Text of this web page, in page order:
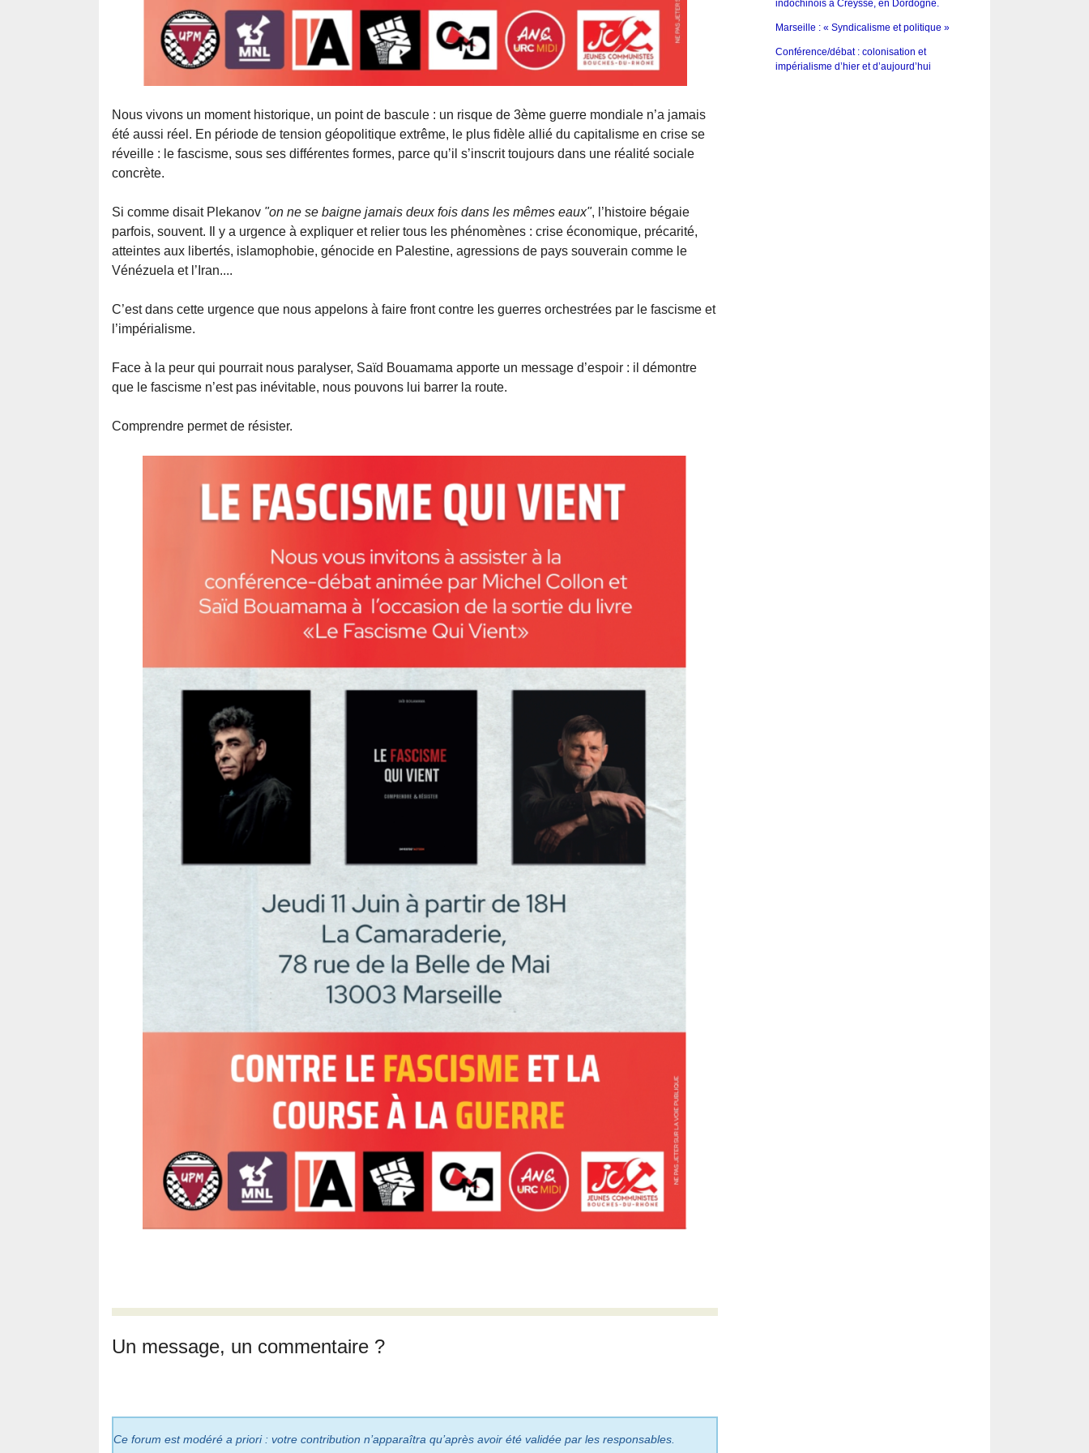
Nous vivons un moment historique, un point de bascule : un risque de 3ème guerre mondiale n’a jamais
été aussi réel. En période de tension géopolitique extrême, le plus fidèle allié du capitalisme en crise se
réveille : le fascisme, sous ses différentes formes, parce qu’il s’inscrit toujours dans une réalité sociale
concrète.
Si comme disait Plekanov "on ne se baigne jamais deux fois dans les mêmes eaux", l’histoire bégaie
parfois, souvent. Il y a urgence à expliquer et relier tous les phénomènes : crise économique, précarité,
atteintes aux libertés, islamophobie, génocide en Palestine, agressions de pays souverain comme le
Vénézuela et l’Iran....
C’est dans cette urgence que nous appelons à faire front contre les guerres orchestrées par le fascisme et
l’impérialisme.
Face à la peur qui pourrait nous paralyser, Saïd Bouamama apporte un message d’espoir : il démontre
que le fascisme n’est pas inévitable, nous pouvons lui barrer la route.
Comprendre permet de résister.
Un message, un commentaire ?
Ce forum est modéré a priori : votre contribution n’apparaîtra qu’après avoir été validée par les responsables.
indochinois à Creysse, en Dordogne.
Marseille : « Syndicalisme et politique »
Conférence/débat : colonisation et
impérialisme d’hier et d’aujourd’hui